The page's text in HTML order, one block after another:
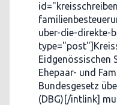
uber-die-direkte-
Eidgenössischen
Ehepaar- und
Bundesgesetz
(DBG)[/intlink]